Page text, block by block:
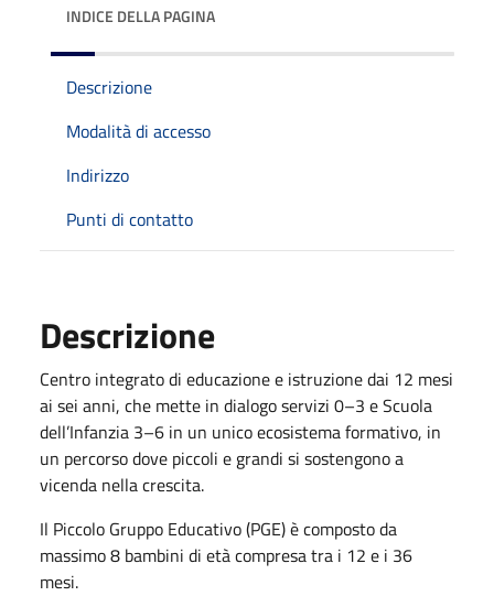
INDICE DELLA PAGINA
Descrizione
Modalità di accesso
Indirizzo
Punti di contatto
Descrizione
Centro integrato di educazione e istruzione dai 12 mesi
ai sei anni, che mette in dialogo servizi 0–3 e Scuola
dell’Infanzia 3–6 in un unico ecosistema formativo, in
un percorso dove piccoli e grandi si sostengono a
vicenda nella crescita.
Il Piccolo Gruppo Educativo (PGE) è composto da
massimo 8 bambini di età compresa tra i 12 e i 36
mesi.